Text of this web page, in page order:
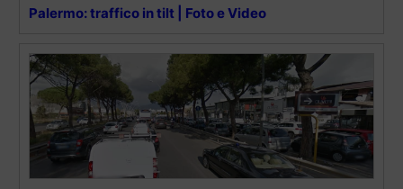
Palermo: traffico in tilt | Foto e Video